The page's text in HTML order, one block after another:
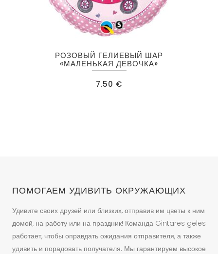
РОЗОВЫЙ ГЕЛИЕВЫЙ ШАР
«МАЛЕНЬКАЯ ДЕВОЧКА»
7.50 €
ПОМОГАЕМ УДИВИТЬ ОКРУЖАЮЩИХ
Удивите своих друзей или близких, отправив им цветы к ним
домой, на работу или на праздник! Команда Gintares geles
работает, чтобы оправдать ожидания отправителя, а также
удивить и порадовать получателя. Мы гарантируем высокое